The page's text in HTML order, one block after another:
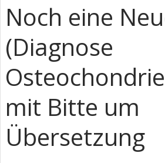
Noch eine
(Diagnose
mit Bitte um
Übersetzung